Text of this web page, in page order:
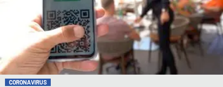
CORONAVIRUS